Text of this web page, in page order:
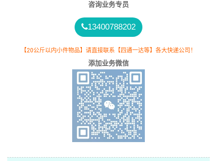
咨询业务专员
13400788202
【20公斤以内小件物品】请直接联系【四通一达等】各大快递公司！
添加业务微信